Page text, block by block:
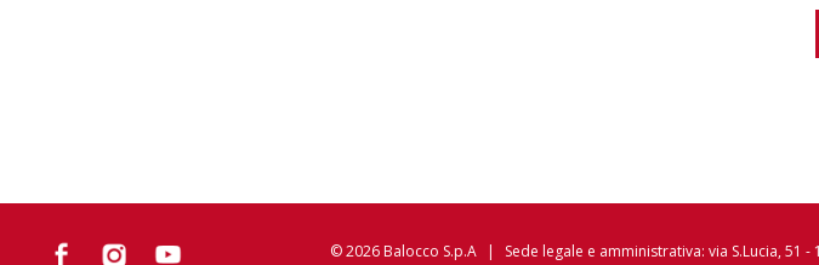
diritto alla privacy in merito alle informazioni che
Nella tabella 1 sono riportati i dati relativi al Titolare
© 2026 Balocco S.p.A | Sede legale e amministrativa: via S.Lucia, 51 -